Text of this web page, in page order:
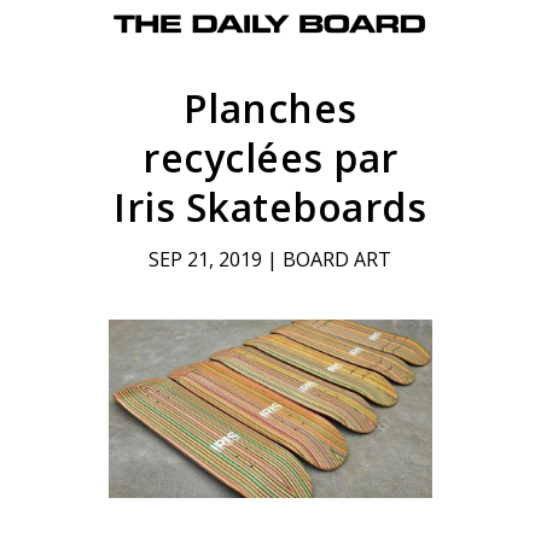
Planches
recyclées par
Iris Skateboards
SEP 21, 2019 | BOARD ART